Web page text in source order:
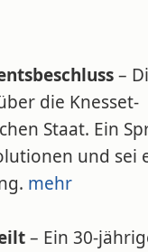
–
die Knesset-
Staat. Ein
und sei
mehr
– Ein 30-